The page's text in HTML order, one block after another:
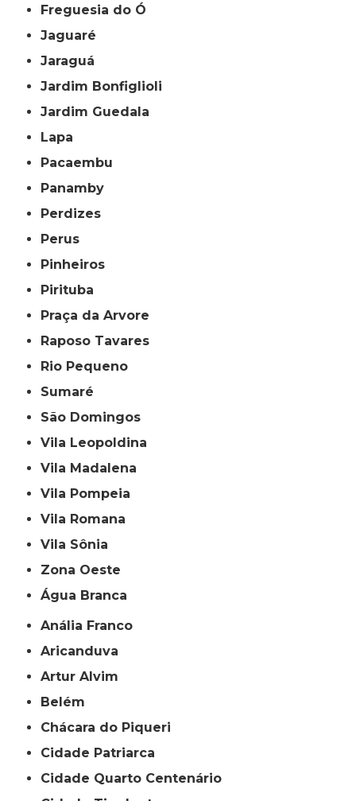
Freguesia do Ó
Jaguaré
Jaraguá
Jardim Bonfiglioli
Jardim Guedala
Lapa
Pacaembu
Panamby
Perdizes
Perus
Pinheiros
Pirituba
Praça da Arvore
Raposo Tavares
Rio Pequeno
Sumaré
São Domingos
Vila Leopoldina
Vila Madalena
Vila Pompeia
Vila Romana
Vila Sônia
Zona Oeste
Água Branca
Anália Franco
Aricanduva
Artur Alvim
Belém
Chácara do Piqueri
Cidade Patriarca
Cidade Quarto Centenário